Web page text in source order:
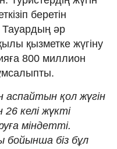
беретін
Тауардың әр
қызметке жүгіну
800 миллион
аспайтын қол жүгін
26 келі жүкті
міндетті.
біз бұл